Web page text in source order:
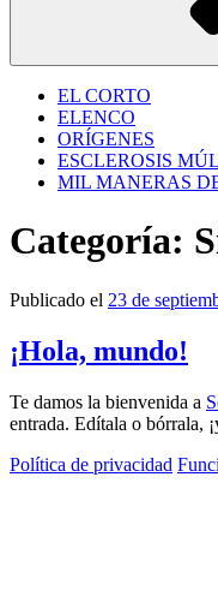
EL CORTO
ELENCO
ORÍGENES
ESCLEROSIS
MIL MANERAS
Categoría:
Publicado el 23 de
¡Hola, mundo!
Te damos la bienvenida a
entrada. Edítala o bórrala,
Política de privacidad